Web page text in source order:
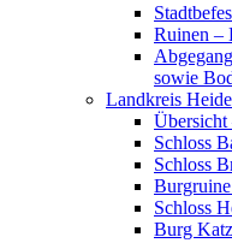
Ruinen –
sowie
Landkreis
Übersicht
Schloss
Schloss
Schloss
Burg